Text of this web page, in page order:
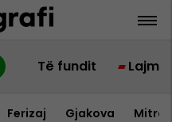
Të fundit Lajme
Ferizaj Gjakova